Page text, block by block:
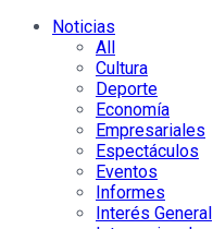
Noticias
All
Cultura
Deporte
Economía
Empresariales
Espectáculos
Eventos
Informes
Interés General